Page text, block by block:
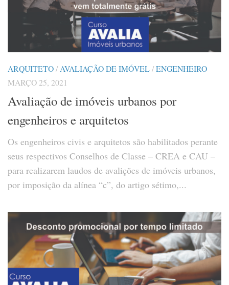
ARQUITETO/AVALIAÇÃO DE IMÓVEL/ENGENHEIRO
MARÇO 25, 2021
Avaliação de imóveis urbanos por
engenheiros e arquitetos
Os engenheiros civis e arquitetos são habilitados perante
seus respectivos Conselhos de Classe – CREA e CAU –
para realizarem laudos de avalições de imóveis urbanos,
por imposição da alínea “c”, do artigo sétimo,...